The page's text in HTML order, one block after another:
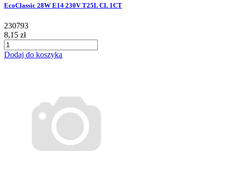
EcoClassic 28W E14 230V T25L CL 1CT
230793
8,15 zł
Dodaj do koszyka